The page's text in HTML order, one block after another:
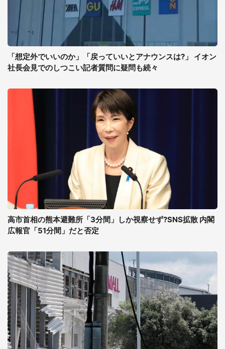
「想定外でいいのか」「戻っていいとアナウンスは?」 イオン
社長会見でのしつこい記者質問に疑問も続々
高市首相の熊本避難所「3分間」しか視察せず?SNS拡散 内閣
広報官「51分間」だと否定